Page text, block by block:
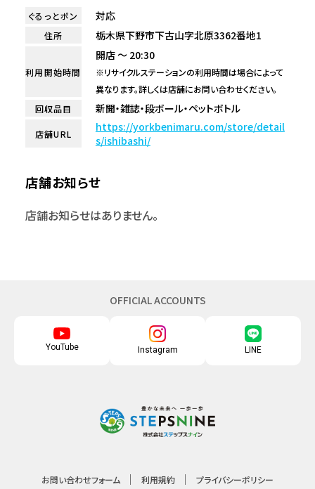
ぐるっとポン 対応
住所 栃木県下野市下古山字北原3362番地1
利用開始時間
開店 ～ 20:30
※リサイクルステーションの利用時間は場合によって
異なります。詳しくは店舗にお問い合わせください。
回収品目
新聞・雑誌・段ボール・ペットボトル
店舗URL
https://yorkbenimaru.com/store/detail
s/ishibashi/
店舗お知らせ
店舗お知らせはありません。
OFFICIAL ACCOUNTS
YouTube Instagram LINE
お問い合わせフォーム 利用規約 プライバシーポリシー